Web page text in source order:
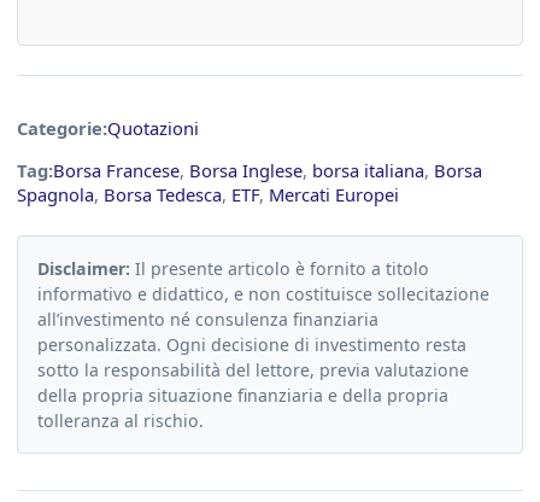
Categorie:Quotazioni
Tag:Borsa Francese, Borsa Inglese, borsa italiana, Borsa
Spagnola, Borsa Tedesca, ETF, Mercati Europei
Disclaimer: Il presente articolo è fornito a titolo
informativo e didattico, e non costituisce sollecitazione
all’investimento né consulenza finanziaria
personalizzata. Ogni decisione di investimento resta
sotto la responsabilità del lettore, previa valutazione
della propria situazione finanziaria e della propria
tolleranza al rischio.